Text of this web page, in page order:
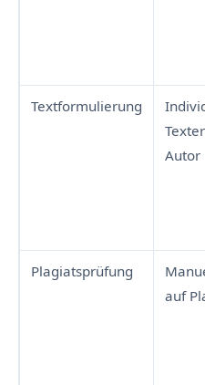
Textformulierung
Autor
Plagiatsprüfung
auf